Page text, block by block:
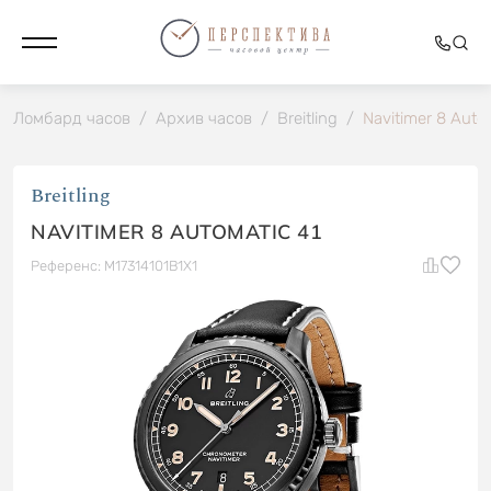
Ломбард часов / Архив часов / Breitling / Navitimer 8
Breitling
NAVITIMER 8 AUTOMATIC 41
Референс: M17314101B1X1